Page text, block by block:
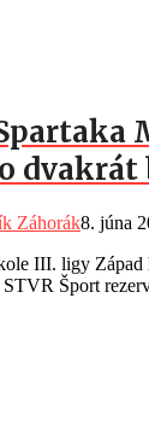
dvakrát
Záhorák8. júna
III. ligy Západ
Šport